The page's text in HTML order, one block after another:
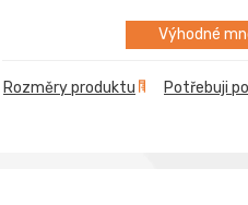
Výhodné
Rozměry produktu Potřebuji